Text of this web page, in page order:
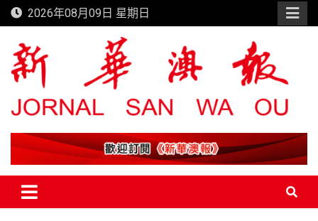
Skip
to
content
2026年08月09日 星期日
新華澳報